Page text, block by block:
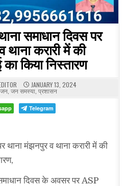
समाधान दिवस पर
थाना करारी में की
किया निस्तारण
JANUARY 13, 2024
, जन समस्या, प्रशासन
Telegram
थाना मंझनपुर व थाना करारी में की
दिवस के अवसर पर ASP